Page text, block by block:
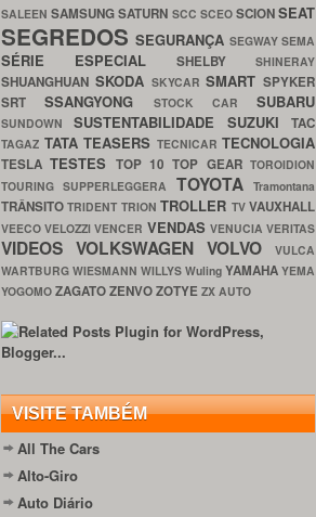
SALEENSAMSUNGSATURN SCC SCEO SCIONSEAT
SEGREDOSSEGURANÇA SEGWAYSEMA
SÉRIE ESPECIAL SHELBY SHINERAY
SHUANGHUAN SKODA SKYCARSMART SPYKER
SRTSSANGYONG STOCK CAR SUBARU
SUNDOWNSUSTENTABILIDADE SUZUKITAC
TAGAZ TATA TEASERS TECNICAR TECNOLOGIA
TESLATESTES TOP 10TOP GEARTOROIDION
TOURING SUPPERLEGGERA TOYOTATramontana
TRÂNSITOTRIDENT TRIONTROLLER TVVAUXHALL
VEECOVELOZZIVENCER VENDAS VENUCIAVERITAS
VIDEOS VOLKSWAGEN VOLVO
VULCA
WARTBURG WIESMANN WILLYS Wuling YAMAHA YEMA
YOGOMO ZAGATOZENVOZOTYE ZX AUTO
VISITE TAMBÉM
All The Cars
Alto-Giro
Auto Diário